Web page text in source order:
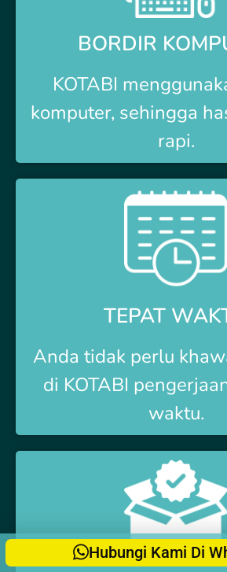
Hubungi Kami Di
BORDIR
KOTABI
komputer, sehingga
rapi.
TEPAT
Anda tidak perlu
di KOTABI
waktu.